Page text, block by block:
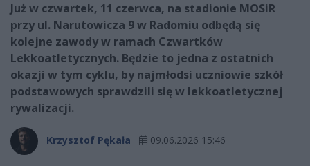
Już w czwartek, 11 czerwca, na stadionie MOSiR
przy ul. Narutowicza 9 w Radomiu odbędą się
kolejne zawody w ramach Czwartków
Lekkoatletycznych. Będzie to jedna z ostatnich
okazji w tym cyklu, by najmłodsi uczniowie szkół
podstawowych sprawdzili się w lekkoatletycznej
rywalizacji.
Krzysztof Pękała 09.06.2026 15:46